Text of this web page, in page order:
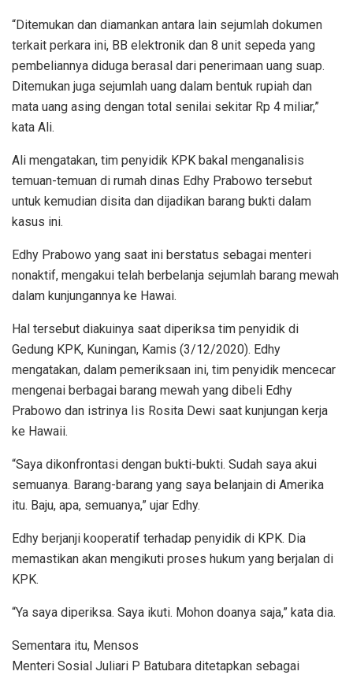
“Ditemukan dan diamankan antara lain sejumlah dokumen
terkait perkara ini, BB elektronik dan 8 unit sepeda yang
pembeliannya diduga berasal dari penerimaan uang suap.
Ditemukan juga sejumlah uang dalam bentuk rupiah dan
mata uang asing dengan total senilai sekitar Rp 4 miliar,”
kata Ali.
Ali mengatakan, tim penyidik KPK bakal menganalisis
temuan-temuan di rumah dinas Edhy Prabowo tersebut
untuk kemudian disita dan dijadikan barang bukti dalam
kasus ini.
Edhy Prabowo yang saat ini berstatus sebagai menteri
nonaktif, mengakui telah berbelanja sejumlah barang mewah
dalam kunjungannya ke Hawai.
Hal tersebut diakuinya saat diperiksa tim penyidik di
Gedung KPK, Kuningan, Kamis (3/12/2020). Edhy
mengatakan, dalam pemeriksaan ini, tim penyidik mencecar
mengenai berbagai barang mewah yang dibeli Edhy
Prabowo dan istrinya Iis Rosita Dewi saat kunjungan kerja
ke Hawaii.
“Saya dikonfrontasi dengan bukti-bukti. Sudah saya akui
semuanya. Barang-barang yang saya belanjain di Amerika
itu. Baju, apa, semuanya,” ujar Edhy.
Edhy berjanji kooperatif terhadap penyidik di KPK. Dia
memastikan akan mengikuti proses hukum yang berjalan di
KPK.
“Ya saya diperiksa. Saya ikuti. Mohon doanya saja,” kata dia.
Sementara itu, Mensos
Menteri Sosial Juliari P Batubara ditetapkan sebagai